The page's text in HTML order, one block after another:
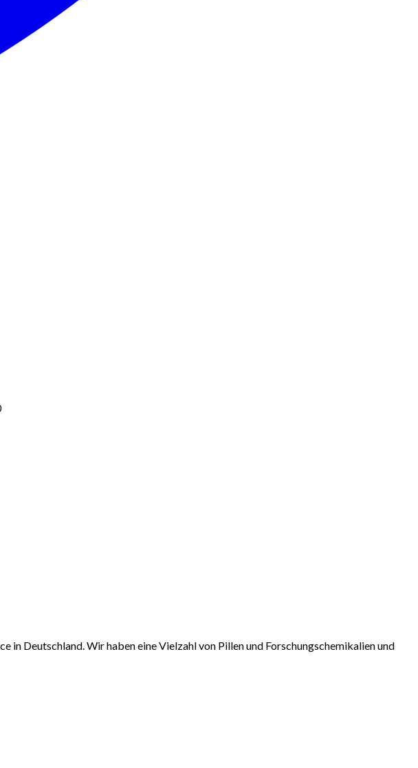
Preisspanne:
in Deutschland. Wir haben eine Vielzahl von Pillen und Forschungschemikalien und